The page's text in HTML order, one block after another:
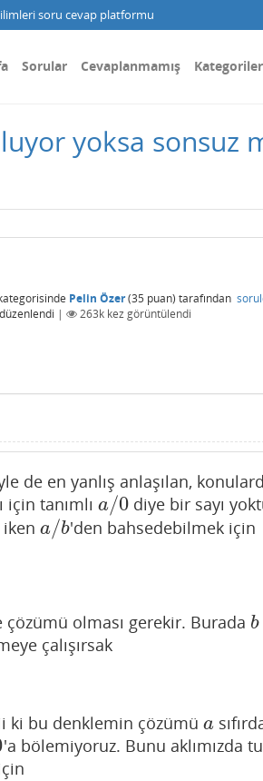
soru cevap platformu
Sorular Cevaplanmamış Kategoriler
yoksa
Pelin Özer(35 puan) tarafından
düzenlendi | 263k kez görüntülendi
de en yanlış anlaşılan,
için tanımlıa/0
a/0 diye bir sayı
iken a/b
a/b 'den bahsedebilmek için
çözümü olması gerekir. Burada b
b
çalışırsak
ki bu denklemin çözümü a
a
'a bölemiyoruz. Bunu aklımızda